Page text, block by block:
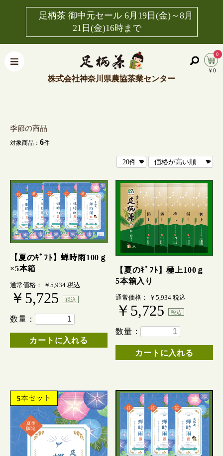
足柄茶 御中元セール 6月19日(金)～8月
21日(金)16時まで
株式会社神奈川県農協茶業センター
0
￥0
季節の商品
対象商品： 6件
【夏のｷﾞﾌﾄ】蝉時雨100ｇ
×5本箱
通常価格： ￥5,934 税込
￥5,725 税込
数量：
カートに入れる
【夏のｷﾞﾌﾄ】極上100ｇ
5本箱入り
通常価格： ￥5,934 税込
￥5,725 税込
数量：
カートに入れる